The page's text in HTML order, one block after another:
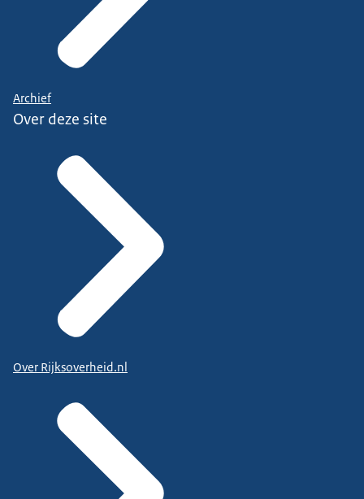
Archief
Over deze site
Over Rijksoverheid.nl